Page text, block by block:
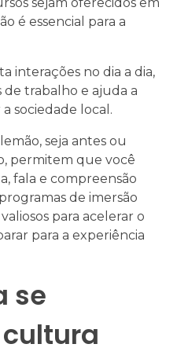
é essencial para a
interações no dia a dia,
trabalho e ajuda a
sociedade local.
seja antes ou
permitem que você
fala e compreensão
de imersão
para acelerar o
para a experiência
se